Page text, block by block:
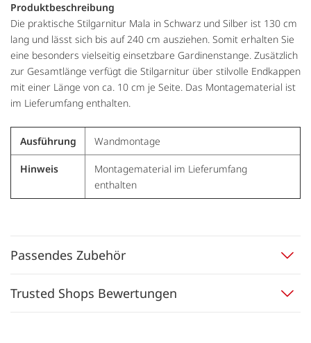
Produktbeschreibung
Die praktische Stilgarnitur Mala in Schwarz und Silber ist 130 cm
lang und lässt sich bis auf 240 cm ausziehen. Somit erhalten Sie
eine besonders vielseitig einsetzbare Gardinenstange. Zusätzlich
zur Gesamtlänge verfügt die Stilgarnitur über stilvolle Endkappen
mit einer Länge von ca. 10 cm je Seite. Das Montagematerial ist
im Lieferumfang enthalten.
Ausführung Wandmontage
Hinweis
Montagematerial im Lieferumfang
enthalten
Passendes Zubehör
Trusted Shops Bewertungen